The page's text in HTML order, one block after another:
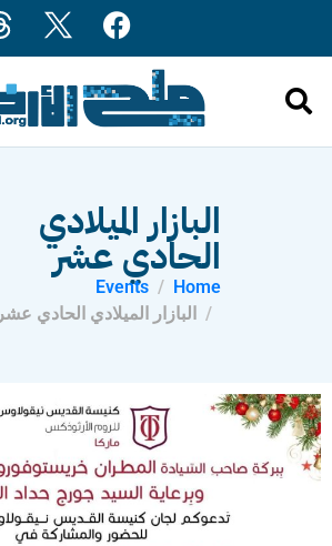
البازار الميلادي
الحادي عشر
Home
Events
البازار الميلادي الحادي عشر